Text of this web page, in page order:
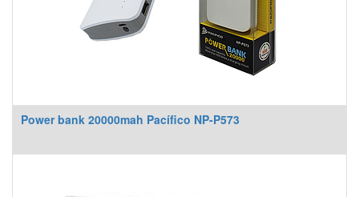
Power bank 20000mah Pacífico NP-P573